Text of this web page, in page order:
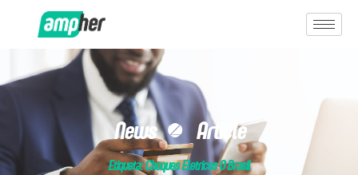
News & Article
Etiqueta: Choques Eletricos O Brasil